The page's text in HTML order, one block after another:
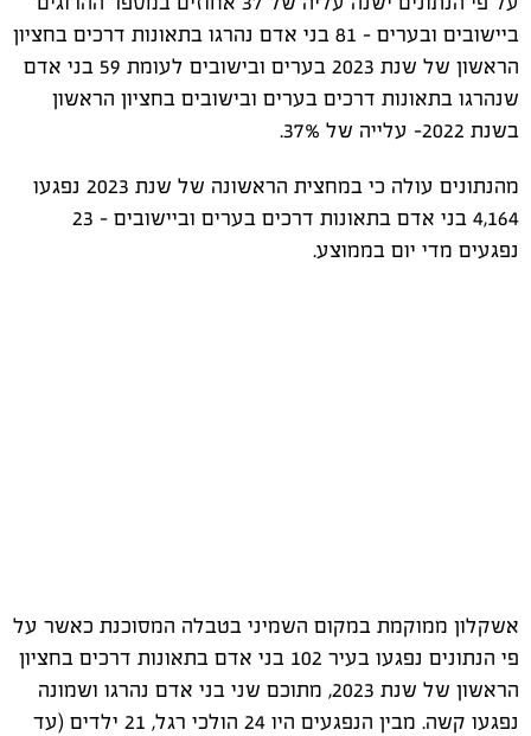
ביישובים ובערים - 81 בני אדם נהרגו בתאונות דרכים בחציון
הראשון של שנת 2023 בערים ובישובים לעומת 59 בני אדם
שנהרגו בתאונות דרכים בערים ובישובים בחציון הראשון
בשנת 2022- עלייה של 37%.
מהנתונים עולה כי במחצית הראשונה של שנת 2023 נפגעו
4,164 בני אדם בתאונות דרכים בערים וביישובים – 23
נפגעים מדי יום בממוצע.
אשקלון ממוקמת במקום השמיני בטבלה המסוכנת כאשר על
פי הנתונים נפגעו בעיר 102 בני אדם בתאונות דרכים בחציון
הראשון של שנת 2023, מתוכם שני בני אדם נהרגו ושמונה
נפגעו קשה. מבין הנפגעים היו 24 הולכי רגל, 21 ילדים (עד